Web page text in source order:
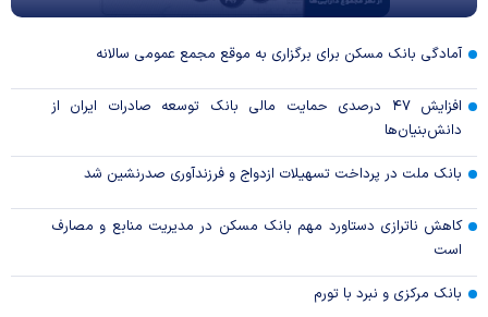
آمادگی بانک مسکن برای برگزاری به موقع مجمع عمومی سالانه
افزایش ۴۷ درصدی حمایت مالی بانک توسعه صادرات ایران از
دانش‌بنیان‌ها
بانک ملت در پرداخت تسهیلات ازدواج و فرزندآوری صدرنشین شد
کاهش ناترازی دستاورد مهم بانک مسکن در مدیریت منابع و مصارف
است
بانک مرکزی و نبرد با تورم